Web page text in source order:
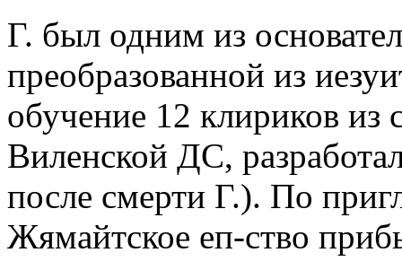
Г. был одним из
преобразованной из
обучение 12 клириков из
Виленской ДС,
после смерти Г.). По
Жямайтское еп-ство